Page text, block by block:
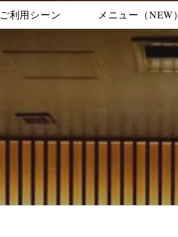
ご利用シーン メニュー（NEW）